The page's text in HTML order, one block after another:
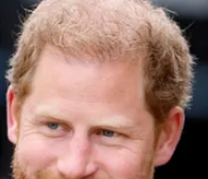
CONCORSI
EVENTI
VIDEO